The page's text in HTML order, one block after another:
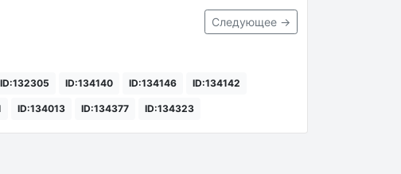
Следующее →
ID:132305 ID:134140 ID:134146 ID:134142
ID:134013 ID:134377 ID:134323